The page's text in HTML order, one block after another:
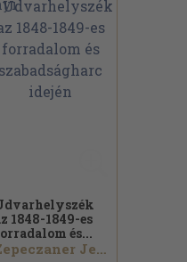
1848-1849-es
és...
Zepeczaner Jenő...